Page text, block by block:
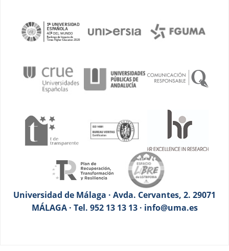
Universidad de Málaga · Avda. Cervantes, 2. 29071
MÁLAGA · Tel. 952 13 13 13 · info@uma.es